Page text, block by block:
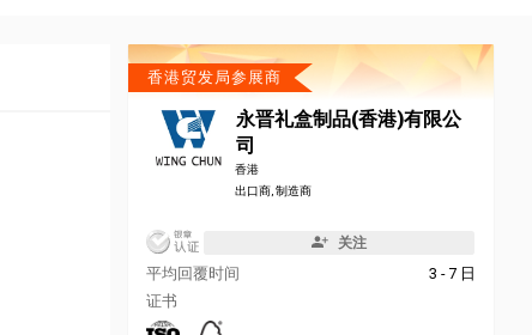
香港贸发局参展商
永晋礼盒制品(香港)有限公
司
香港
出口商, 制造商
关注
平均回覆时间
3 - 7 日
证书